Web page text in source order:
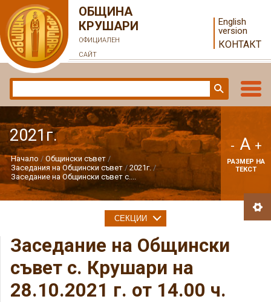
ОБЩИНА
КРУШАРИ
ОФИЦИАЛЕН
САЙТ
English
version
КОНТАКТ
2021г.
Начало
Общински съвет
Заседания на Общински съвет
2021г.
Заседание на Общински съвет с....
- A +
РАЗМЕР НА
ТЕКСТ
Заседание на Общински
съвет с. Крушари на
28.10.2021 г. от 14.00 ч.
СЕКЦИИ